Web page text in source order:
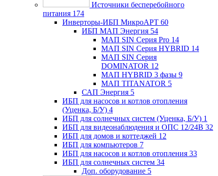
Источники бесперебойного
питания 174
Инверторы-ИБП МикроАРТ 60
ИБП МАП Энергия 54
МАП SIN Серия Pro 14
МАП SIN Серия HYBRID 14
МАП SIN Серия
DOMINATOR 12
МАП HYBRID 3 фазы 9
МАП TITANATOR 5
САП Энергия 5
ИБП для насосов и котлов отопления
(Уценка, Б/У) 4
ИБП для солнечных систем (Уценка, Б/У) 1
ИБП для видеонаблюдения и ОПС 12/24В 32
ИБП для домов и коттеджей 12
ИБП для компьютеров 7
ИБП для насосов и котлов отопления 33
ИБП для солнечных систем 34
Доп. оборудование 5